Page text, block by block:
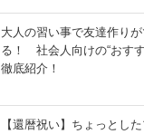
大人の習い事で友達作りが
る！ 社会人向けの“おす
徹底紹介！
【還暦祝い】ちょっとし